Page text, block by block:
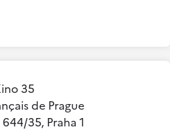
35
de Prague
35, Praha 1